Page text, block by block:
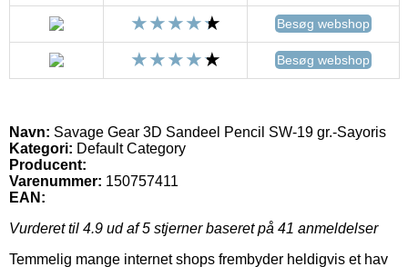
Besøg webshop
Besøg webshop
Navn: Savage Gear 3D Sandeel Pencil SW-19 gr.-Sayoris
Kategori: Default Category
Producent:
Varenummer: 150757411
EAN:
Vurderet til 4.9 ud af 5 stjerner baseret på 41 anmeldelser
Temmelig mange internet shops frembyder heldigvis et hav